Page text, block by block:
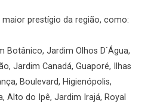
prestígio da região, como:
Botânico, Jardim Olhos D`Água,
Jardim Canadá, Guaporé, Ilhas
Boulevard, Higienópolis,
Alto do Ipê, Jardim Irajá, Royal